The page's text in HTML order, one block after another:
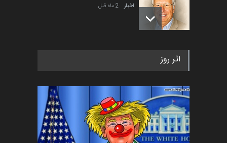
اخبار 2 ماه قبل
رویداد کارگاهی کارتون و پوستر
اخبار 6 ماه قبل
فراخوان رویداد کارگاهی کارتون و
پوستر "ایران سربل…
اخبار 6 ماه قبل
اثر روز